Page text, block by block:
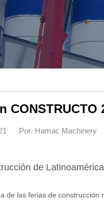
CONSTRUCTO
Por: Hamac Machinery
de Latinoamérica
las ferias de